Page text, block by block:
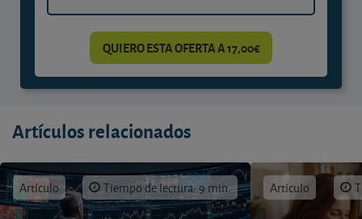
QUIERO ESTA OFERTA A 17,00€
Artículos relacionados
Artículo Tiempo de lectura: 9 min. Artículo